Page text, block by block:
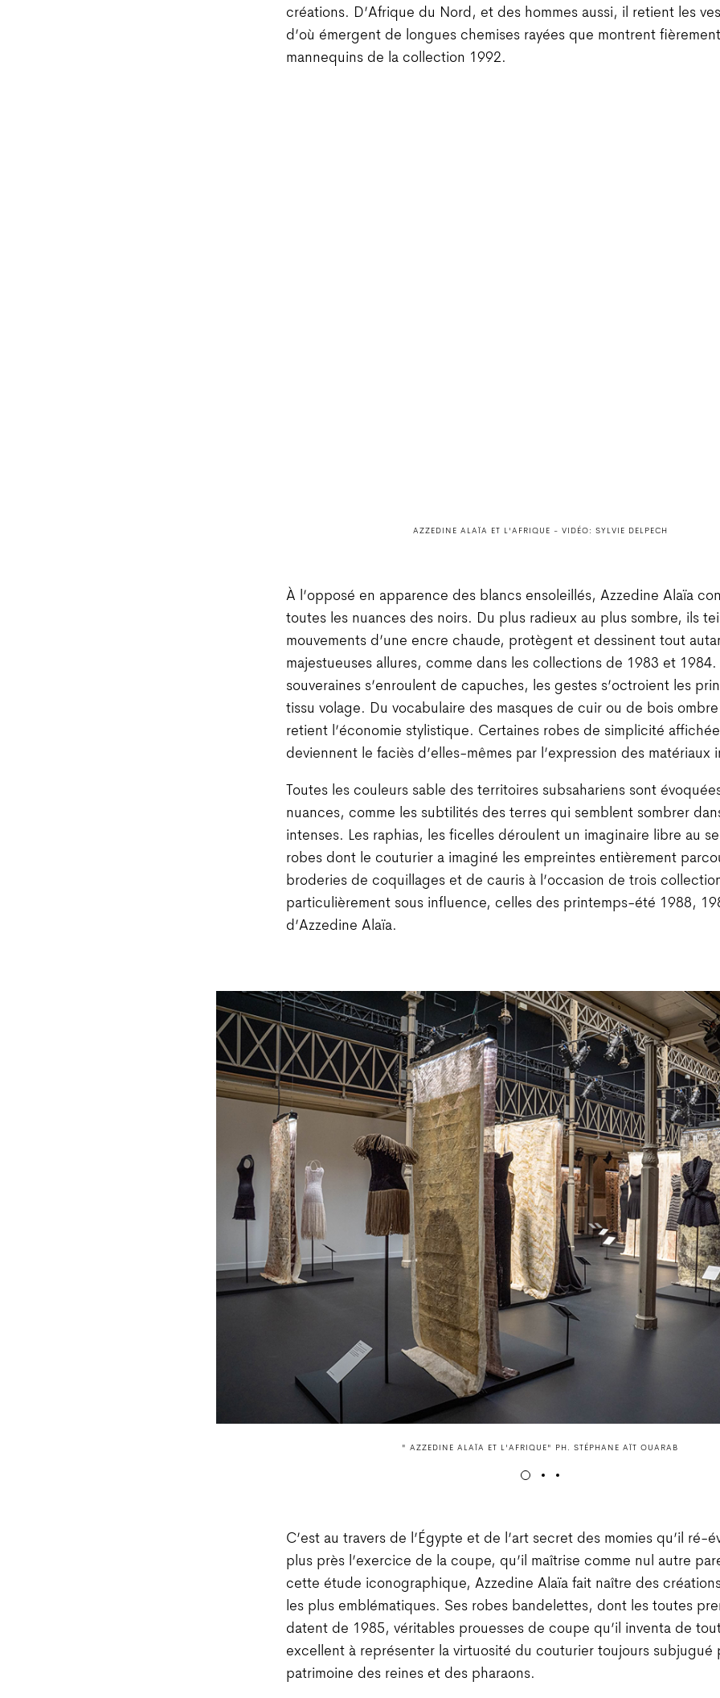
créations. D’Afrique du Nord, et des hommes aussi, il retient les
d’où émergent de longues chemises rayées que montrent
mannequins de la collection 1992.
AZZEDINE ALAÏA ET L'AFRIQUE - VIDÉO: SYLVIE DELPECH
À l’opposé en apparence des blancs ensoleillés, Azzedine Alaïa
toutes les nuances des noirs. Du plus radieux au plus sombre, ils
mouvements d’une encre chaude, protègent et dessinent tout
majestueuses allures, comme dans les collections de 1983 et 1984.
souveraines s’enroulent de capuches, les gestes s’octroient les
tissu volage. Du vocabulaire des masques de cuir ou de bois
retient l’économie stylistique. Certaines robes de simplicité affichée
deviennent le faciès d’elles-mêmes par l’expression des matériaux
Toutes les couleurs sable des territoires subsahariens sont
nuances, comme les subtilités des terres qui semblent sombrer
intenses. Les raphias, les ficelles déroulent un imaginaire libre au
robes dont le couturier a imaginé les empreintes entièrement
broderies de coquillages et de cauris à l’occasion de trois
particulièrement sous influence, celles des printemps-été 1988,
d’Azzedine Alaïa.
" AZZEDINE ALAÏA ET L'AFRIQUE" PH. STÉPHANE AÏT OUARAB
C’est au travers de l’Égypte et de l’art secret des momies qu’il ré-
plus près l’exercice de la coupe, qu’il maîtrise comme nul autre
cette étude iconographique, Azzedine Alaïa fait naître des
les plus emblématiques. Ses robes bandelettes, dont les toutes
datent de 1985, véritables prouesses de coupe qu’il inventa de
excellent à représenter la virtuosité du couturier toujours subjugué
patrimoine des reines et des pharaons.